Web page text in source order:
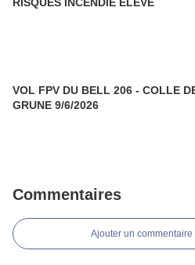
VOL FPV DU BELL 206 - COLLE
GRUNE 9/6/2026
Commentaires
Ajouter un commentaire